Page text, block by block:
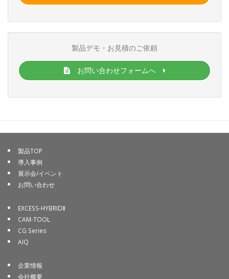
製品デモ・お見積のご依頼
お問い合わせフォームへ
製品TOP
導入事例
展示会/イベント
お問い合わせ
EXCESS-HYBRIDⅡ
CAM-TOOL
CG Series
AIQ
企業情報
会社概要